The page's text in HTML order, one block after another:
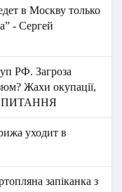
в Москву только
- Сергей
РФ. Загроза
Жахи окупації,
Є ПИТАННЯ
уходит в
запіканка з